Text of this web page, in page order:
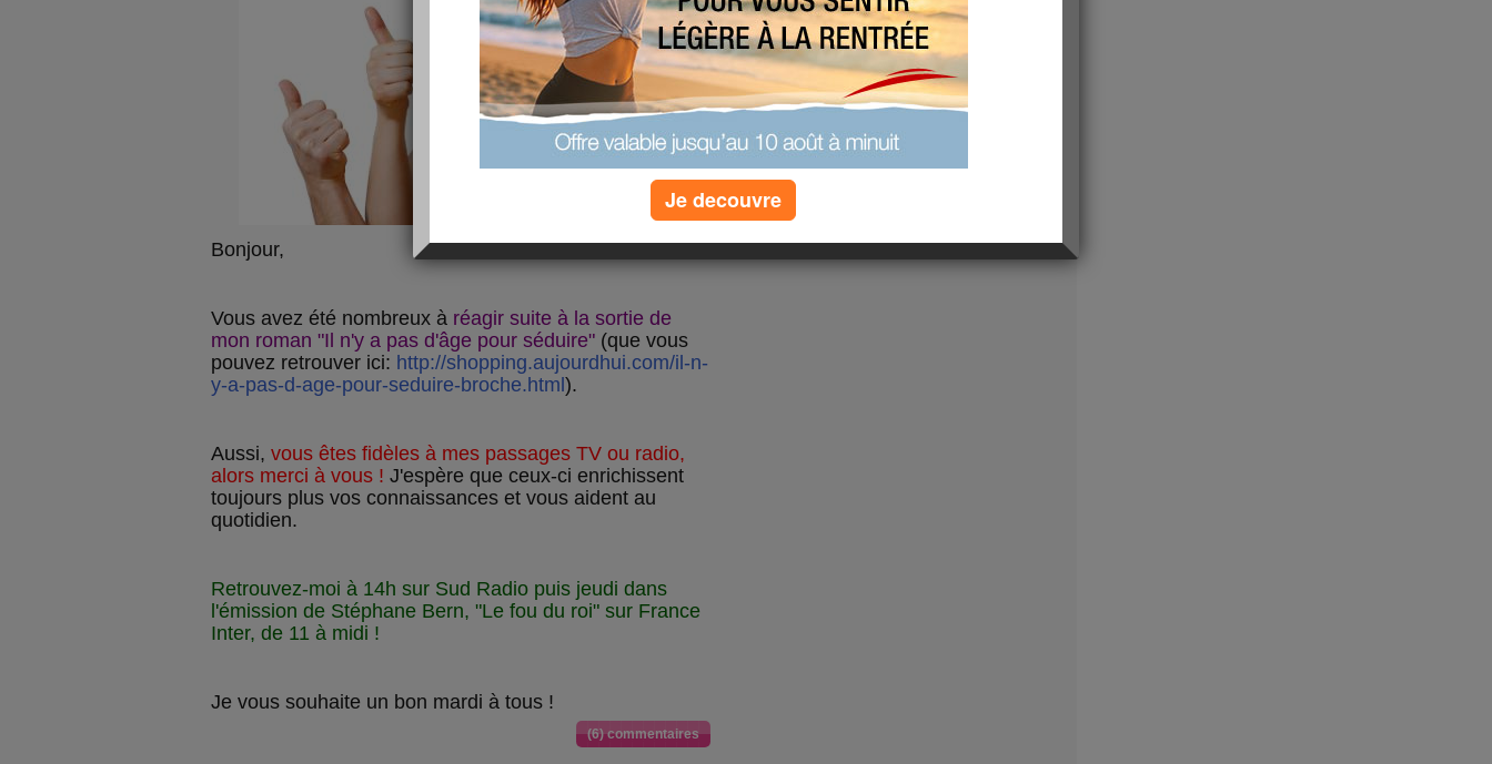
Bonjour,
Vous avez été nombreux à réagir suite à la sortie de
mon roman "Il n'y a pas d'âge pour séduire" (que vous
pouvez retrouver ici: http://shopping.aujourdhui.com/il-n-
y-a-pas-d-age-pour-seduire-broche.html ).
Aussi, vous êtes fidèles à mes passages TV ou radio,
alors merci à vous ! J'espère que ceux-ci enrichissent
toujours plus vos connaissances et vous aident au
quotidien.
Retrouvez-moi à 14h sur Sud Radio puis jeudi dans
l'émission de Stéphane Bern, "Le fou du roi" sur France
Inter, de 11 à midi !
Je vous souhaite un bon mardi à tous !
(6) commentaires
Je decouvre